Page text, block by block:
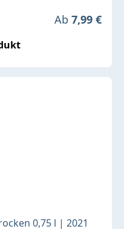
Regulärer
Ab 7,99 €
0,75 l | 2021